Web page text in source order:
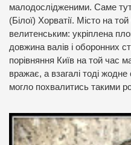
малодослідженими. Саме
(Білої) Хорватії. Місто на
велитенським: укріплена
довжина валів і оборонних
порівняння Київ на той час
вражає, а взагалі тоді
могло похвалитись такими